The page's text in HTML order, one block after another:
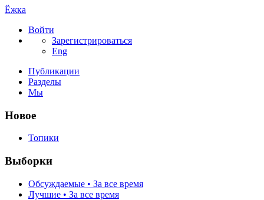
Ёжка
Войти
Зарегистрироваться
Eng
Публикации
Разделы
Мы
Новое
Топики
Выборки
Обсуждаемые • За все время
Лучшие • За все время